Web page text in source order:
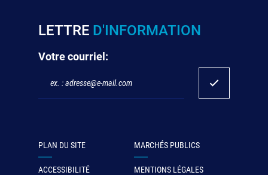
LETTRE D'INFORMATION
Votre courriel:
PLAN DU SITE MARCHÉS PUBLICS
ACCESSIBILITÉ MENTIONS LÉGALES